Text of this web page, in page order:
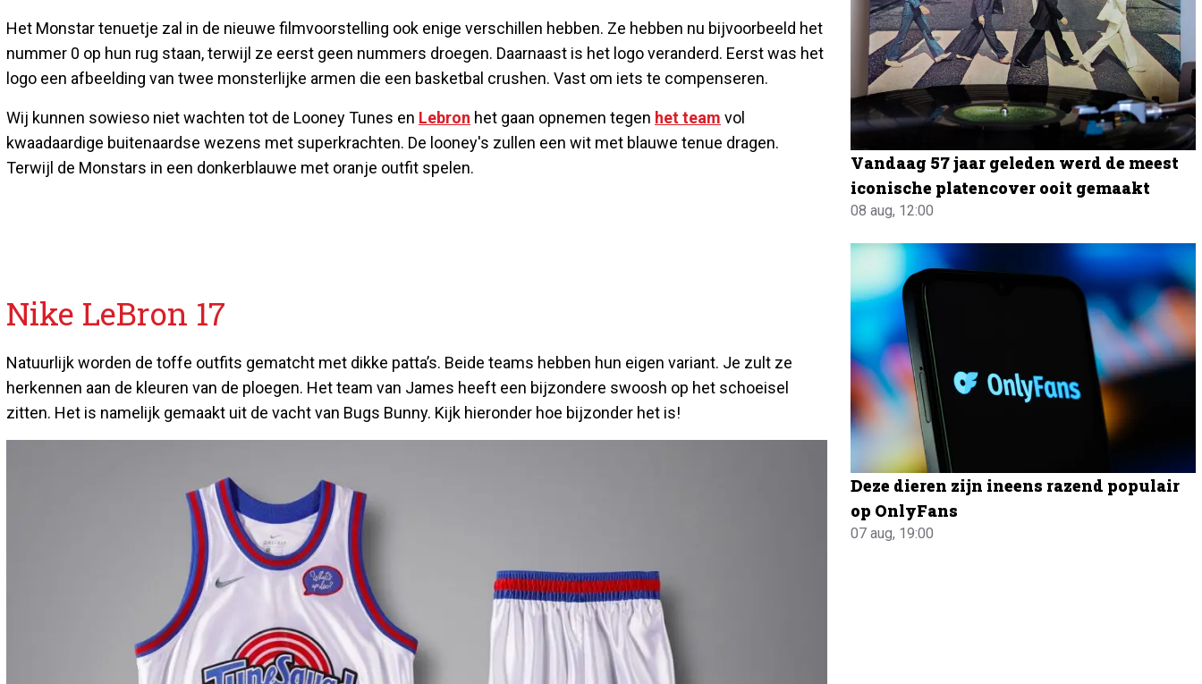
Het Monstar tenuetje zal in de nieuwe filmvoorstelling ook enige verschillen hebben. Ze hebben nu bijvoorbeeld het
nummer 0 op hun rug staan, terwijl ze eerst geen nummers droegen. Daarnaast is het logo veranderd. Eerst was het
logo een afbeelding van twee monsterlijke armen die een basketbal crushen. Vast om iets te compenseren.
Wij kunnen sowieso niet wachten tot de Looney Tunes en Lebron het gaan opnemen tegen het team vol
kwaadaardige buitenaardse wezens met superkrachten. De looney's zullen een wit met blauwe tenue dragen.
Terwijl de Monstars in een donkerblauwe met oranje outfit spelen.
Nike LeBron 17
Natuurlijk worden de toffe outfits gematcht met dikke patta’s. Beide teams hebben hun eigen variant. Je zult ze
herkennen aan de kleuren van de ploegen. Het team van James heeft een bijzondere swoosh op het schoeisel
zitten. Het is namelijk gemaakt uit de vacht van Bugs Bunny. Kijk hieronder hoe bijzonder het is!
Vandaag 57 jaar geleden werd de meest
iconische platencover ooit gemaakt
08 aug, 12:00
Deze dieren zijn ineens razend populair
op OnlyFans
07 aug, 19:00